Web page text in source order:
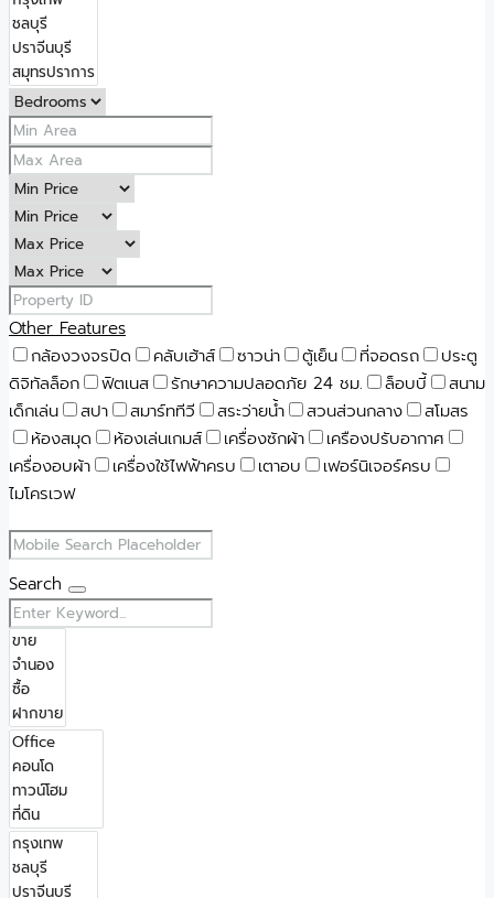
Other Features
กล้องวงจรปิด
คลับเฮ้าส์ ซาวน่า ตู้เย็น ที่จอดรถ
ประตู
ดิจิทัลล็อก
ฟิตเนส รักษาความปลอดภัย 24 ชม. ล็อบบี้
สนาม
เด็กเล่น
สปา สมาร์ททีวี สระว่ายน้ำ สวนส่วนกลาง
สโมสร
ห้องสมุด
ห้องเล่นเกมส์ เครื่องซักผ้า
เครืองปรับอากาศ
เครื่องอบผ้า
เครื่องใช้ไฟฟ้าครบ เตาอบ
เฟอร์นิเจอร์ครบ
ไมโครเวฟ
Search